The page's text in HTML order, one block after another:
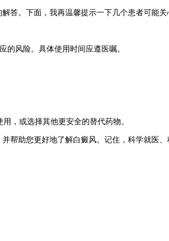
答。下面，我再温馨提示一下几个患者可能关
的风险。具体使用时间应遵医嘱。
，或选择其他更安全的替代药物。
帮助您更好地了解白癜风。记住，科学就医